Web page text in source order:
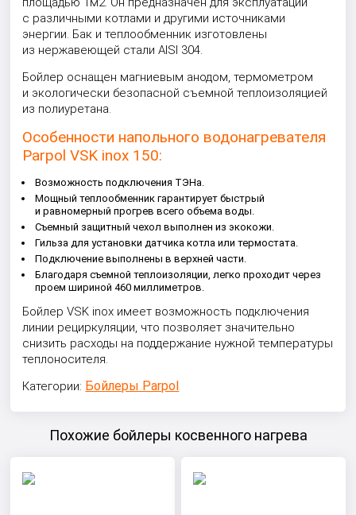
с различными котлами и другими источниками
энергии. Бак и теплообменник изготовлены
из нержавеющей стали AISI 304.
Бойлер оснащен магниевым анодом, термометром
и экологически безопасной съемной теплоизоляцией
из полиуретана.
Особенности напольного водонагревателя
Parpol VSK inox 150:
Возможность подключения ТЭНа.
Мощный теплообменник гарантирует быстрый
и равномерный прогрев всего объема воды.
Съемный защитный чехол выполнен из экокожи.
Гильза для установки датчика котла или термостата.
Подключение выполнены в верхней части.
Благодаря съемной теплоизоляции, легко проходит через
проем шириной 460 миллиметров.
Бойлер VSK inox имеет возможность подключения
линии рециркуляции, что позволяет значительно
снизить расходы на поддержание нужной температуры
теплоносителя.
Категории: Бойлеры Parpol
Похожие бойлеры косвенного нагрева